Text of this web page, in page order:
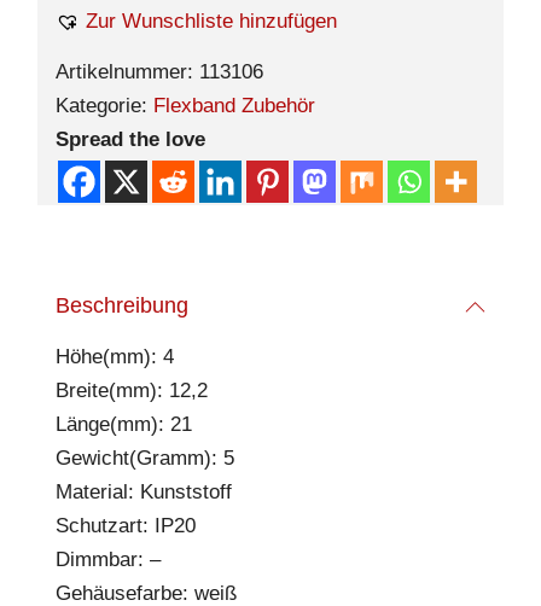
Zur Wunschliste hinzufügen
Artikelnummer: 113106
Kategorie: Flexband Zubehör
Spread the love
Beschreibung
Höhe(mm): 4
Breite(mm): 12,2
Länge(mm): 21
Gewicht(Gramm): 5
Material: Kunststoff
Schutzart: IP20
Dimmbar: –
Gehäusefarbe: weiß